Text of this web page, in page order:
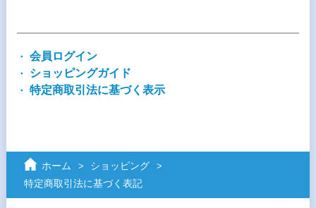
会員ログイン
ショッピングガイド
特定商取引法に基づく表示
ホーム
ショッピング
特定商取引法に基づく表記